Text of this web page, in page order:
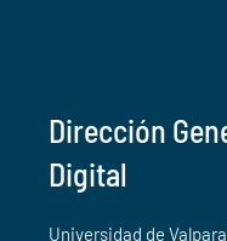
Dirección
Digital
Universidad de